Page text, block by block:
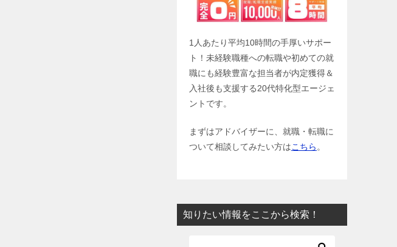
1人あたり平均10時間の手厚いサポー
ト！未経験職種への転職や初めての就
職にも経験豊富な担当者が内定獲得＆
入社後も支援する20代特化型エージェ
ントです。
まずはアドバイザーに、就職・転職に
ついて相談してみたい方はこちら 。
知りたい情報をここから検索！